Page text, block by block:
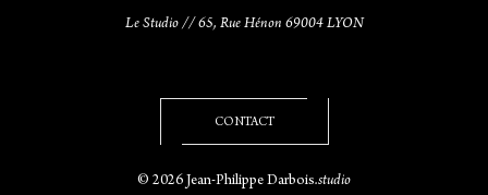
Le Studio // 65, Rue Hénon 69004 LYON
CONTACT
© 2026 Jean-Philippe Darbois.studio